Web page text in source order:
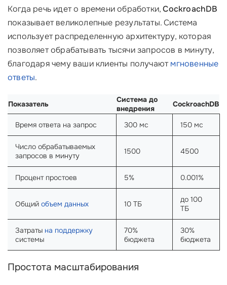
Когда речь идет о времени обработки,CockroachDB
показывает великолепные результаты. Система
использует распределенную архитектуру, которая
позволяет обрабатывать тысячи запросов в минуту,
благодаря чему ваши клиенты получаютмгновенные
ответы.
Показатель
Система до
внедрения
CockroachDB
Время ответа на запрос 300 мс 150 мс
Число обрабатываемых
запросов в минуту
1500 4500
Процент простоев 5% 0.001%
Общий объем данных 10 ТБ
до 100
ТБ
Затраты на поддержку
системы
70%
бюджета
30%
бюджета
Простота масштабирования